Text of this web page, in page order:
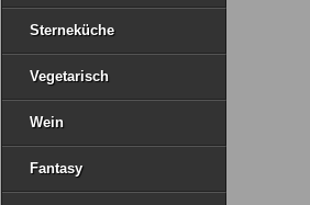
Sterneküche
Vegetarisch
Wein
Fantasy